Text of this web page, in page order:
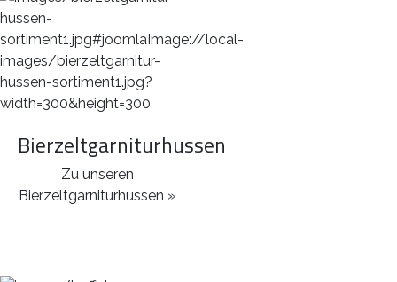
Bierzeltgarniturhussen
Zu unseren
Bierzeltgarniturhussen »